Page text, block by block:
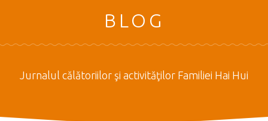
BLOG
Jurnalul călătoriilor şi activităţilor Familiei Hai Hui